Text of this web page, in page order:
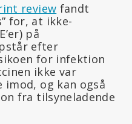
review fandt
for, at ikke-
på
efter
for infektion
ikke var
og kan også
fra tilsyneladende